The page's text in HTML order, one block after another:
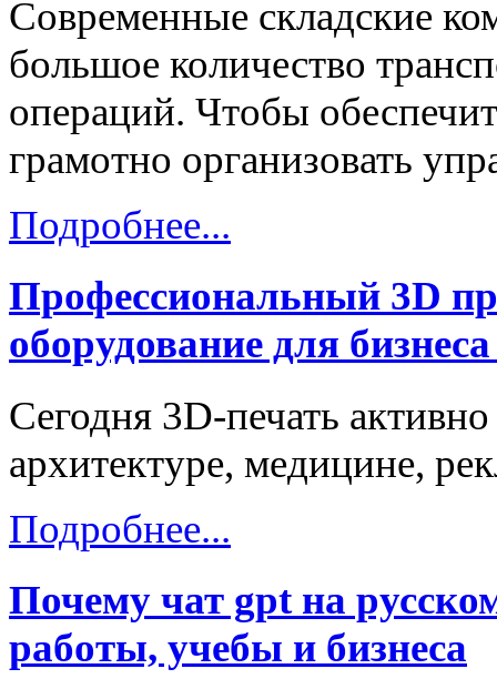
Современные складские
большое количество
операций. Чтобы
грамотно организовать
Подробнее...
Профессиональный 3D
оборудование для
Сегодня 3D-печать
архитектуре, медицине,
Подробнее...
Почему чат gpt на
работы, учебы и бизнеса